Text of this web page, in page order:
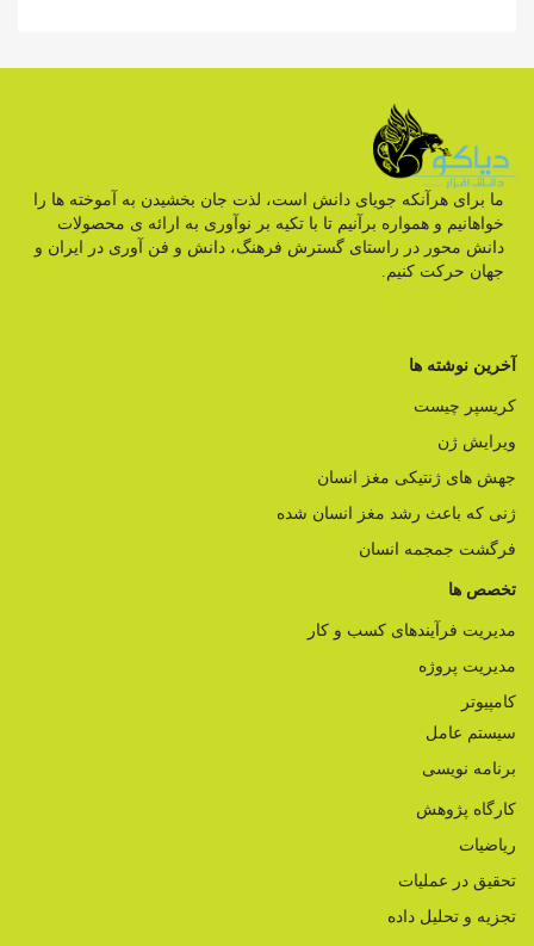
ما برای هرآنکه جویای دانش است، لذت جان بخشیدن به آموخته ها را
خواهانیم و همواره برآنیم تا با تکیه بر نوآوری به ارائه ی محصولات
دانش محور در راستای گسترش فرهنگ، دانش و فن آوری در ایران و
جهان حرکت کنیم.
آخرین نوشته ها
کریسپر چیست
ویرایش ژن
جهش های ژنتیکی مغز انسان
ژنی که باعث رشد مغز انسان شده
فرگشت جمجمه انسان
تخصص ها
مدیریت فرآیندهای کسب و کار
مدیریت پروژه
کامپیوتر
سیستم عامل
برنامه نویسی
کارگاه پژوهش
ریاضیات
تحقیق در عملیات
تجزیه و تحلیل داده